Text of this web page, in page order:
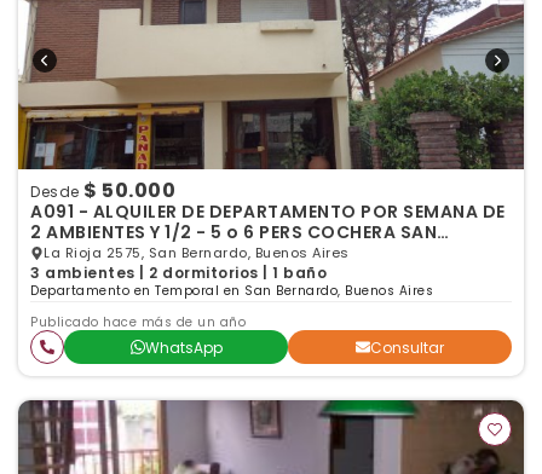
Desde $ 50.000
A091 - ALQUILER DE DEPARTAMENTO POR SEMANA DE
2 AMBIENTES Y 1/2 - 5 o 6 PERS COCHERA SAN
BERNARDO
La Rioja 2575, San Bernardo, Buenos Aires
3 ambientes | 2 dormitorios | 1 baño
Departamento en Temporal en San Bernardo, Buenos Aires
Publicado hace más de un año
WhatsApp Consultar